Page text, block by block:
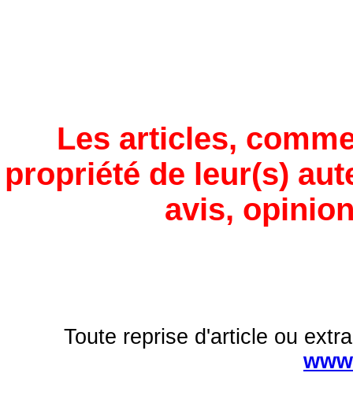
Les articles,
propriété de leur(s)
avis,
Toute reprise d'article ou